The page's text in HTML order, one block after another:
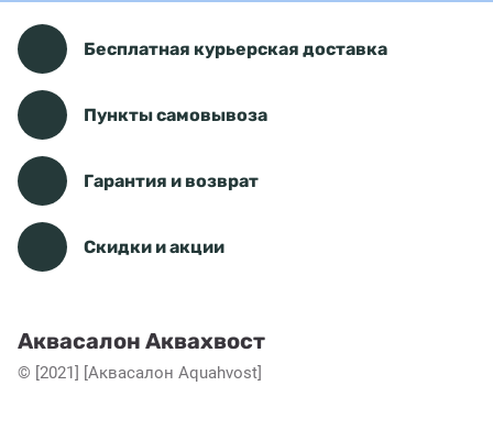
Бесплатная курьерская доставка
Пункты самовывоза
Гарантия и возврат
Скидки и акции
Аквасалон Аквахвост
© [2021] [Аквасалон Aquahvost]